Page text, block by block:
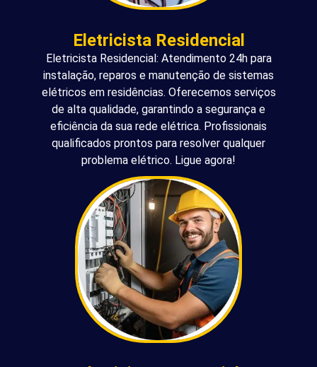
Eletricista Residencial
Eletricista Residencial: Atendimento 24h para
instalação, reparos e manutenção de sistemas
elétricos em residências. Oferecemos serviços
de alta qualidade, garantindo a segurança e
eficiência da sua rede elétrica. Profissionais
qualificados prontos para resolver qualquer
problema elétrico. Ligue agora!